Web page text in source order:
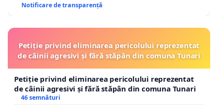
Notificare de transparență
Petiție privind eliminarea pericolului reprezentat
de câinii agresivi și fără stăpân din comuna Tunari
Petiție privind eliminarea pericolului reprezentat
de câinii agresivi și fără stăpân din comuna Tunari
46 semnături